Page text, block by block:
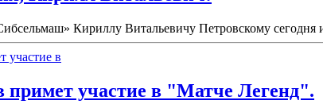
Кириллу Витальевичу Петровскому сегодня
примет участие в "Матче Легенд".